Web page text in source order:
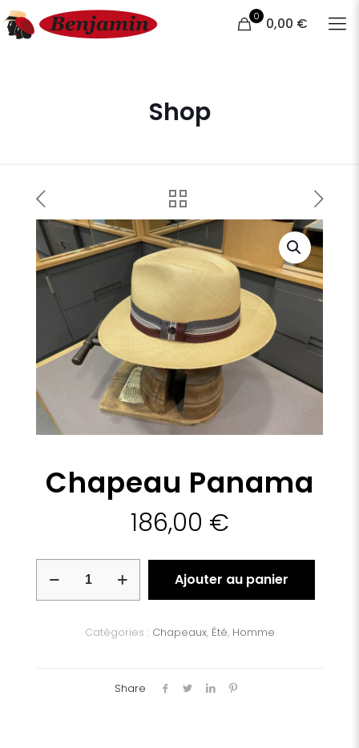
0 0,00 €
Shop
Chapeau Panama
186,00 €
Ajouter au panier
Catégories : Chapeaux, Été, Homme
Share